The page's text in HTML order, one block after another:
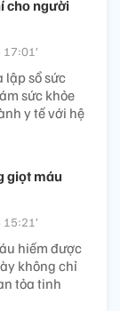
cho người
lập sổ sức
sức khỏe
y tế với hệ
giọt máu
hiếm được
không chỉ
tỏa tinh